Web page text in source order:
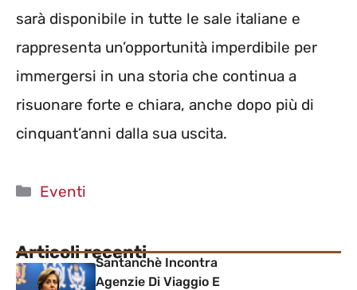
sarà disponibile in tutte le sale italiane e
rappresenta un’opportunità imperdibile per
immergersi in una storia che continua a
risuonare forte e chiara, anche dopo più di
cinquant’anni dalla sua uscita.
Categorie
Eventi
Articoli recentiSantanchè Incontra
Agenzie Di Viaggio E